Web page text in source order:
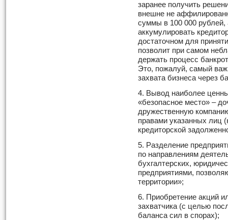
заранее получить
внешне не
суммы в 100 000
аккумулировать
достаточном для
позволит при самом
держать процесс
Это, пожалуй, самый
захвата бизнеса через
4. Вывод наиболее
«безопасное место» –
дружественную
правами указанных лиц
кредиторской
5. Разделение
по направлениям
бухгалтерских,
предприятиями,
территории»;
6. Приобретение акций
захватчика (с целью
баланса сил в спорах);